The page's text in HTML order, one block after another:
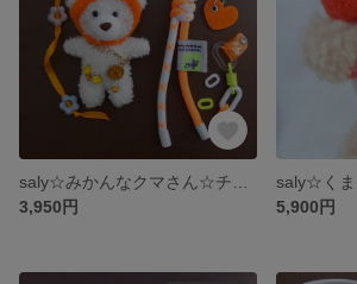
3,950円
5,900円